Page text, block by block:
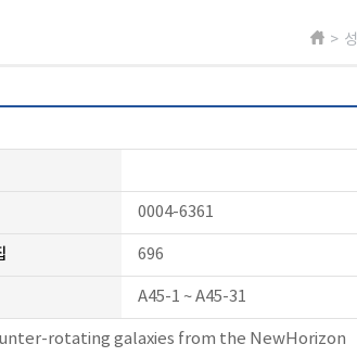
> 성
0004-6361
696
A45-1 ~ A45-31
rotating galaxies from the NewHorizon